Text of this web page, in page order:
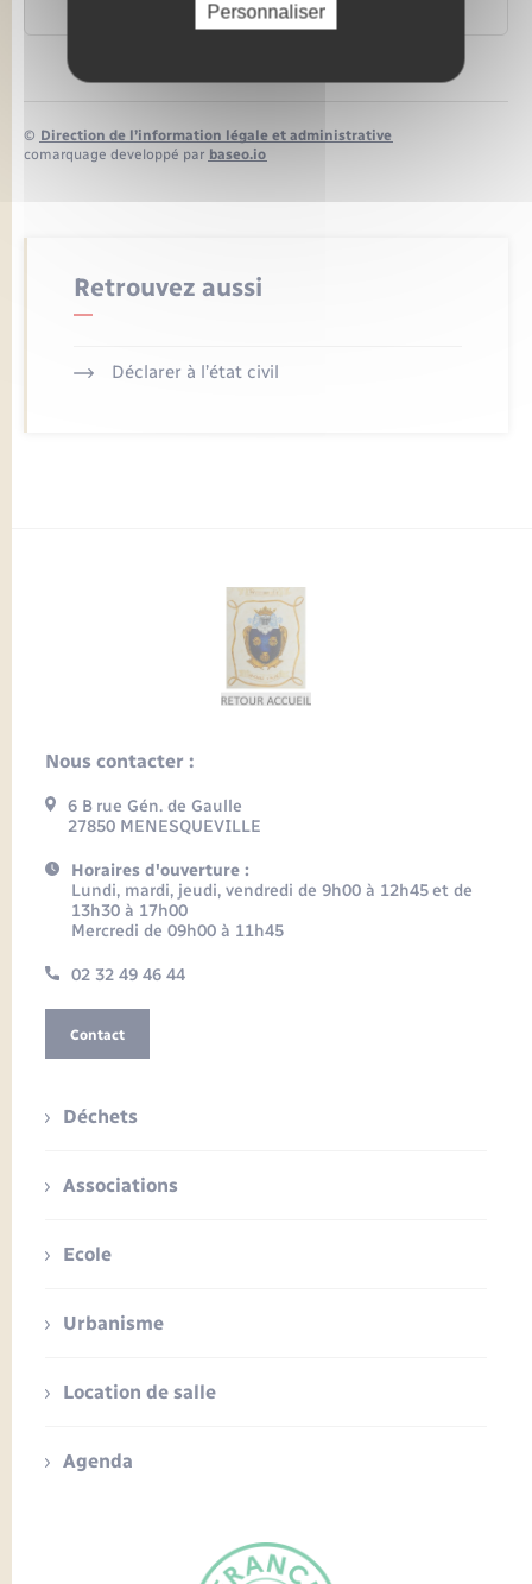
© Direction de l’information légale et administrative
comarquage developpé par baseo.io
Retrouvez aussi
Déclarer à l’état civil
Nous contacter :
6 B rue Gén. de Gaulle
27850 MENESQUEVILLE
Horaires d'ouverture :
Lundi, mardi, jeudi, vendredi de 9h00 à 12h45 et de
13h30 à 17h00
Mercredi de 09h00 à 11h45
02 32 49 46 44
Contact
Déchets
Associations
Ecole
Urbanisme
Location de salle
Agenda
Personnaliser